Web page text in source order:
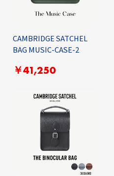
CAMBRIDGE SATCHEL
BAG MUSIC-CASE-2
￥41,250